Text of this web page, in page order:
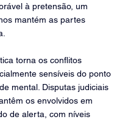
à pretensão, um
mantém as partes
torna os conflitos
sensíveis do ponto
mental. Disputas judiciais
os envolvidos em
de alerta, com níveis